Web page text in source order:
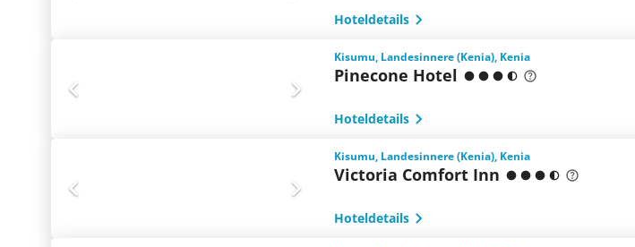
Hoteldetails
Kisumu, Landesinnere (Kenia), Kenia
Pinecone Hotel
Hoteldetails
Kisumu, Landesinnere (Kenia), Kenia
Victoria Comfort Inn
Hoteldetails